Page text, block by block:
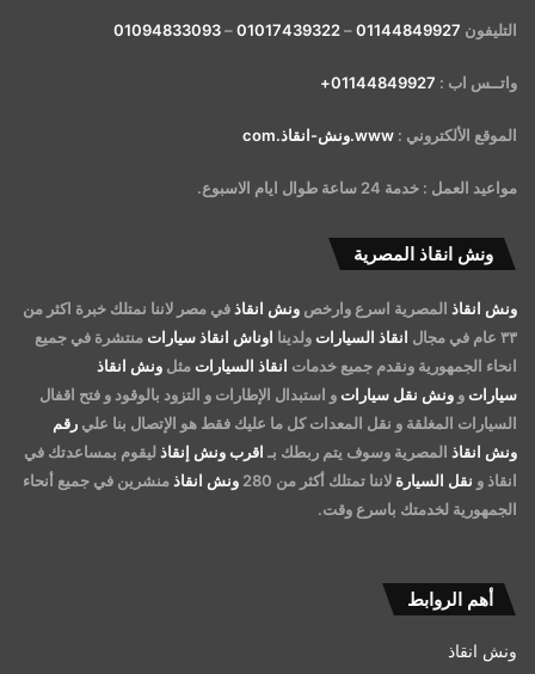
التليفون 01144849927
–
01017439322
–
01094833093
واتــس اب : 01144849927+
الموقع الألكتروني : www.ونش-انقاذ.com
مواعيد العمل : خدمة 24 ساعة طوال ايام الاسبوع.
ونش انقاذ المصرية
ونش انقاذ المصرية اسرع وارخص ونش انقاذفي مصر لاننا نمتلك خبرة اكثر من
٣٣ عام في مجال
انقاذ السيارات ولدينا اوناش انقاذ سيارات منتشرة في جميع
انحاء الجمهورية ونقدم جميع خدمات انقاذ السيارات مثل ونش انقاذ
سيارات و ونش نقل سيارات و استبدال الإطارات و التزود بالوقود و فتح اقفال
السيارات المغلقة و نقل المعدات كل ما عليك فقط هو الإتصال بنا علي رقم
ونش انقاذ المصرية وسوف يتم ربطك بـ اقرب ونش إنقاذ ليقوم بمساعدتك في
انقاذ و نقل السيارة لاننا تمتلك أكثر من 280 ونش انقاذمنشرين في جميع أنحاء
الجمهورية لخدمتك باسرع وقت.
أهم الروابط
ونش انقاذ